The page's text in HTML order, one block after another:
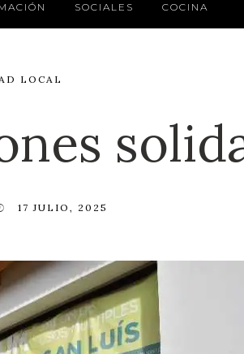
SOCIALES COCINA
LOCAL
17 JULIO, 2025